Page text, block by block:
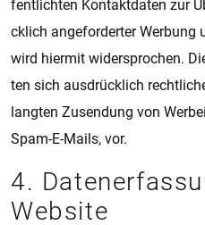
fent­lich­ten Kon­takt­da­ten zur
ck­lich an­ge­for­der­ter
wird hier­mit wi­der­spro­chen.
ten sich aus­drü­ck­lich
lang­ten Zu­sen­dung von
Spam-E-Mails, vor.
4.
Web­si­te